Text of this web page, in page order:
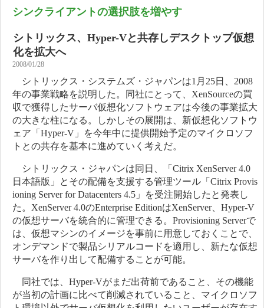
シンクライアントの選択肢を増やす
シトリックス、Hyper-Vと共存しデスクトップ仮想
化を拡大へ
2008/01/28
シトリックス・システムズ・ジャパンは1月25日、2008
年の事業戦略を説明した。同社にとって、XenSourceの買
収で獲得したサーバ仮想化ソフトウェアは今後の事業拡大
の大きな柱になる。しかしその展開は、新仮想化ソフトウ
ェア「Hyper-V」を今年中に提供開始予定のマイクロソフ
トとの共存を基本に進めていく考えだ。
シトリックス・ジャパンは同日、「Citrix XenServer 4.0
日本語版」とその配備を支援する管理ツール「Citrix Provis
ioning Server for Datacenters 4.5」を受注開始したと発表し
た。XenServer 4.0のEnterprise EditionはXenServer、Hyper-V
の仮想サーバを統合的に管理できる。Provisioning Serverで
は、仮想マシンのイメージを事前に用意しておくことで、
オンデマンドで製品シリアルコードを適用し、新たな仮想
サーバを作り出して配備することが可能。
同社では、Hyper-Vがまだ出荷前であること、その機能
が当初の計画に比べて削減されていること、マイクロソフ